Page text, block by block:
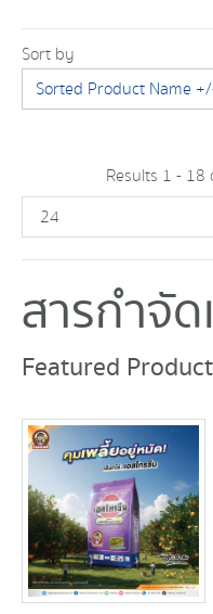
Sort by
Sorted Product Name
Results 1 - 18
สารกำจั
Featured